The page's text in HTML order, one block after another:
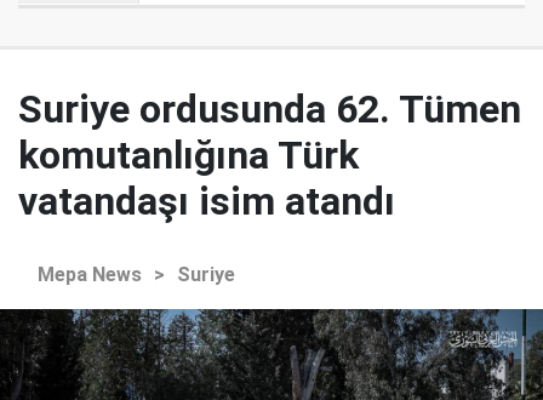
Suriye ordusunda 62. Tümen
komutanlığına Türk
vatandaşı isim atandı
Mepa News > Suriye